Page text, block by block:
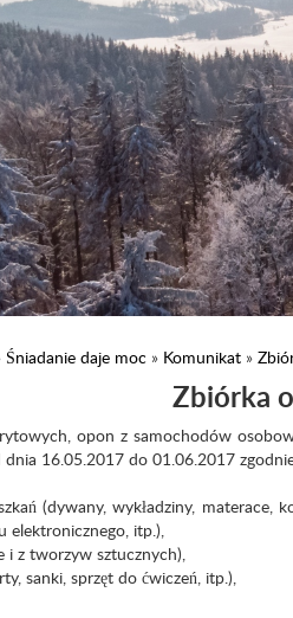
Śniadanie daje moc » Komunikat »
Zbiórka
opon z samochodów
16.05.2017 do 01.06.2017
(dywany, wykładziny, materace,
elektronicznego, itp.),
i z tworzyw sztucznych),
sanki, sprzęt do ćwiczeń, itp.),